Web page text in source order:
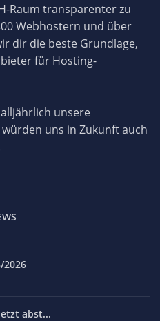
Raum transparenter zu
Webhostern und über
dir die beste Grundlage,
für Hosting-
unsere
uns in Zukunft auch
2026
abst...